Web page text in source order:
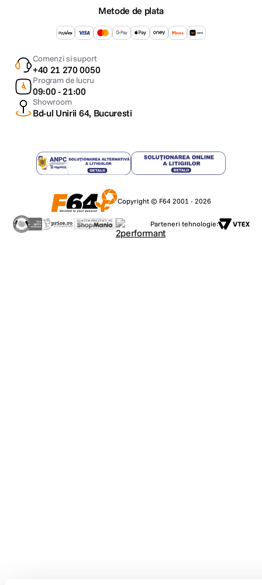
Metode de plata
Comenzi si suport
+40 21 270 0050
Program de lucru
09:00 - 21:00
Showroom
Bd-ul Unirii 64, Bucuresti
Copyright © F64 2001 - 2026
Parteneri tehnologie: